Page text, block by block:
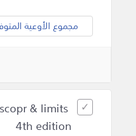
مجموع الأوعية
& limits
4th edition